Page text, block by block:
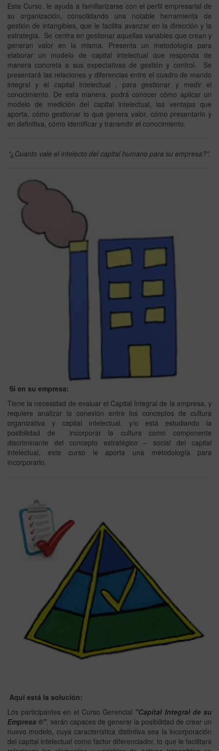
Este Curso, le ayuda a familiarizarse con el perfil empresarial de
su organización, consolidando una notable herramienta de
gestión de intangibles, que le facilita avanzar en la dirección y la
estrategia. Se centra en gestionar aquellas variables que crean y
generan valor en la misma. Presenta un metodología para
elaborar un modelo de capital intelectual que responda de
manera concreta a sus expectativas de gestión y control. Se
presentará las relaciones y diferencias entre el cuadro de mando
integral y el capital intelectual , para gestionar y medir el
conocimiento. De esta manera, podrá conocer cómo aplicar un
modelo de medición del capital intelectual, las ventajas que
aporta, cómo gestionar lo que genera valor, cómo presentarlo y
en definitiva, cómo identificar y transmitir el conocimiento.
"¿Cuanto vale el intelecto del capital humano para su empresa?".
Si en su empresa:
Tiene la necesidad de evaluar el Capital Integral de la empresa, y
requiere analizar la conexión entre los conceptos de cultura
organizativa y capital intelectual, y/o está estudiando la
posibilidad de incorporar la cultura como componente
discriminante del concepto estratégico – social del capital
intelectual, este curso le aporta una metodología para
incorporarlo.
Aquí está la solución:
Los participantes en el Curso Gerencial "Capital Integral de su
Empresa ©", serán capaces de generar la posibilidad de crear un
nuevo modelo, cuya característica distintiva sea la incorporación
del capital intelectual como factor diferenciador, lo que le facilitará